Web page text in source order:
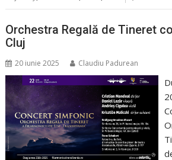
Orchestra Regală de Tineret
Cluj
20 iunie 2025 Claudiu Padurean